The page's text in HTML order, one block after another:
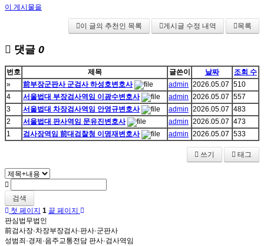
이 게시물을
이 글의 추천인 목록 게시글 수정 내역 목록
댓글 0
번호 제목 글쓴이 날짜
조회 수
»
前부장군판사 군검사 하성호변호사 admin 2026.05.07 510
4
서울법대 부장검사역임 이광수변호사 admin 2026.05.07 557
3
서울법대 차장검사역임 안영규변호사 admin 2026.05.07 483
2
서울법대 판사역임 문유진변호사 admin 2026.05.07 473
1
검사장역임 前대검찰청 이명재변호사 admin 2026.05.07 533
쓰기 태그
검색
첫 페이지 1 끝 페이지
판심법무법인
前검사장·차장부장검사·판사·군판사
성범죄·경제·음주교통전담 판사·검사역임